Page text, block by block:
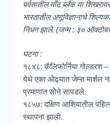
पर्वतातील माँट ब्लँक या
भारतातील अणूविज्ञानाचे
निधन झाले. (जन्म : ३०
घटना :
१८४८: कॅलिफोर्निया गोल्डरश
येथे एका ओढ्यात जेम्स मार्शल
प्रमाणात सोने सापडले.
१८५७: दक्षिण आशियातील
स्थापना झाली.